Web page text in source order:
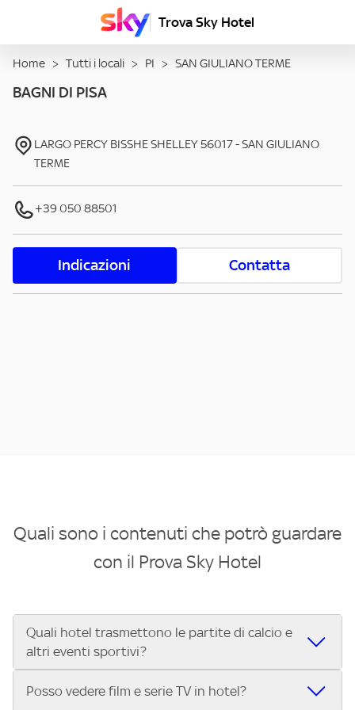
Trova Sky Hotel
Home > Tutti i locali > PI > SAN GIULIANO TERME
BAGNI DI PISA
LARGO PERCY BISSHE SHELLEY56017-SAN GIULIANO
TERME
+39 050 88501
Indicazioni Contatta
Quali sono i contenuti che potrò guardare
con il Prova Sky Hotel
Quali hotel trasmettono le partite di calcio e
altri eventi sportivi?
Se cerchi un hotel dove poter vedere le partite di Serie A,
Posso vedere film e serie TV in hotel?